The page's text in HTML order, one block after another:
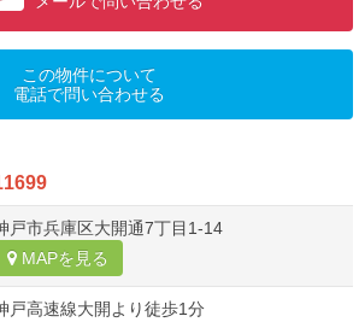
この物件について
電話で問い合わせる
戸市兵庫区大開通7丁目1-14
MAPを見る
戸高速線大開より徒歩1分